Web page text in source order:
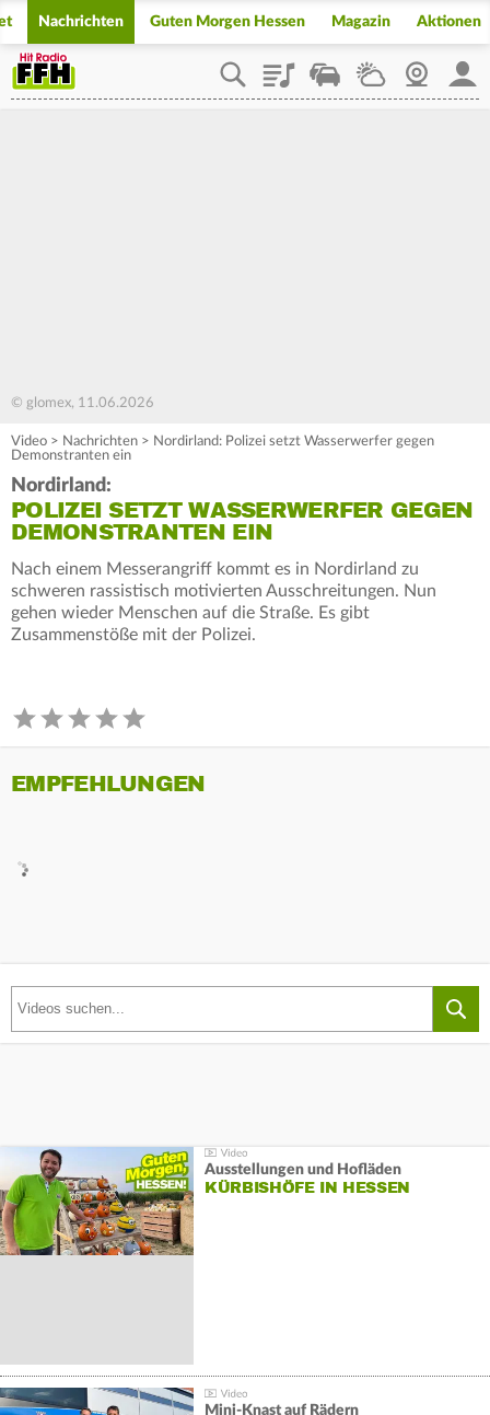
Nachrichten Guten Morgen Hessen Magazin Aktionen
PlaylistStaupilotWetterWebcam
© glomex, 11.06.2026
Video > Nachrichten > Nordirland: Polizei setzt Wasserwerfer gegen
Demonstranten ein
Nordirland:
POLIZEI SETZT WASSERWERFER GEGEN
DEMONSTRANTEN EIN
Nach einem Messerangriff kommt es in Nordirland zu
schweren rassistisch motivierten Ausschreitungen. Nun
gehen wieder Menschen auf die Straße. Es gibt
Zusammenstöße mit der Polizei.
EMPFEHLUNGEN
Ausstellungen und Hofläden
KÜRBISHÖFE IN HESSEN
Mini-Knast auf Rädern